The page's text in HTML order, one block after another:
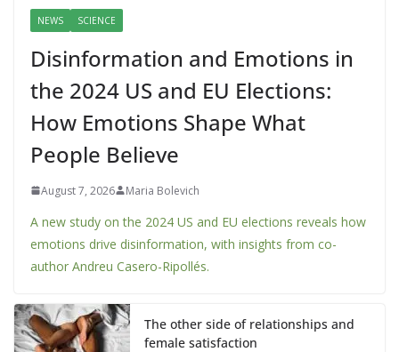
NEWS SCIENCE
Disinformation and Emotions in
the 2024 US and EU Elections:
How Emotions Shape What
People Believe
August 7, 2026 Maria Bolevich
A new study on the 2024 US and EU elections reveals how
emotions drive disinformation, with insights from co-
author Andreu Casero-Ripollés.
The other side of relationships and
female satisfaction